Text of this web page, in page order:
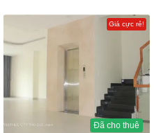
Giá cực rẻ!
Đã cho thuê